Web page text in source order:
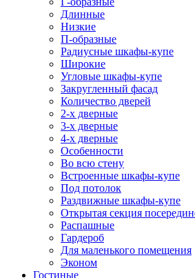
Длинные
Низкие
П-образные
Радиусные шкафы-купе
Широкие
Угловые шкафы-купе
Закругленный фасад
Количество дверей
2-х дверные
3-х дверные
4-х дверные
Особенности
Во всю стену
Встроенные шкафы-купе
Под потолок
Раздвижные шкафы-купе
Открытая секция
Распашные
Гардероб
Для маленького помещения
Эконом
Гостиные